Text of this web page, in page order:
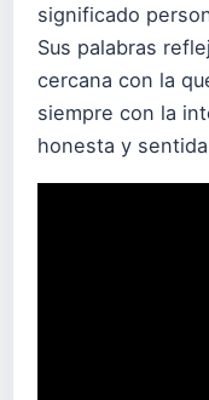
significado
Sus palabras
cercana con la
siempre con la
honesta y